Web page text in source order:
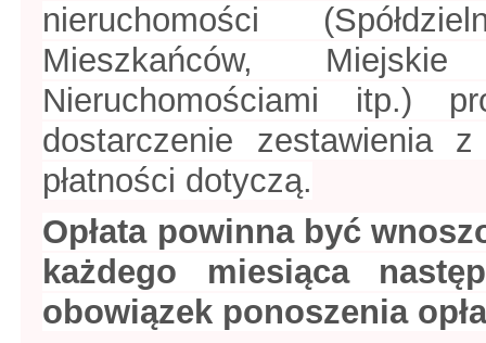
nieruchomości
Mieszkańców, Miejskie
Nieruchomościami itp.)
dostarczenie zestawienia
płatności dotyczą.
Opłata powinna być
każdego miesiąca
obowiązek ponoszenia